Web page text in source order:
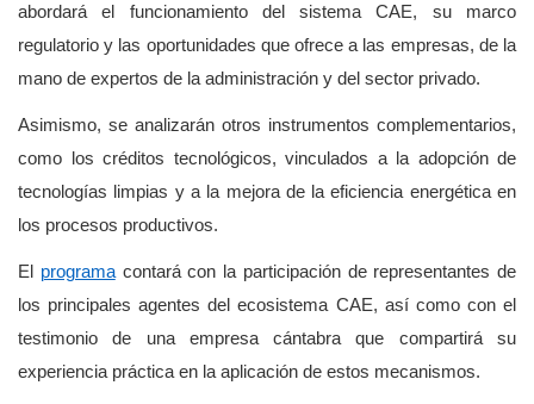
abordará el funcionamiento del sistema CAE, su marco
regulatorio y las oportunidades que ofrece a las empresas, de la
mano de expertos de la administración y del sector privado.
Asimismo, se analizarán otros instrumentos complementarios,
como los créditos tecnológicos, vinculados a la adopción de
tecnologías limpias y a la mejora de la eficiencia energética en
los procesos productivos.
El programacontará con la participación de representantes de
los principales agentes del ecosistema CAE, así como con el
testimonio de una empresa cántabra que compartirá su
experiencia práctica en la aplicación de estos mecanismos.